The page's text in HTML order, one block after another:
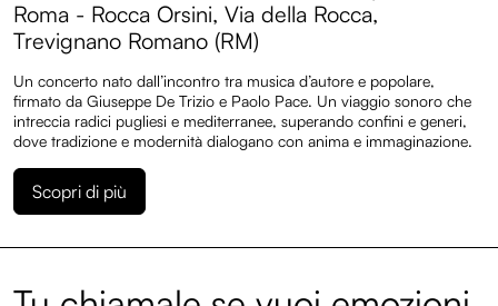
Roma - Rocca Orsini, Via della Rocca,
Trevignano Romano (RM)
Un concerto nato dall’incontro tra musica d’autore e popolare,
firmato da Giuseppe De Trizio e Paolo Pace. Un viaggio sonoro che
intreccia radici pugliesi e mediterranee, superando confini e generi,
dove tradizione e modernità dialogano con anima e immaginazione.
Scopri di più